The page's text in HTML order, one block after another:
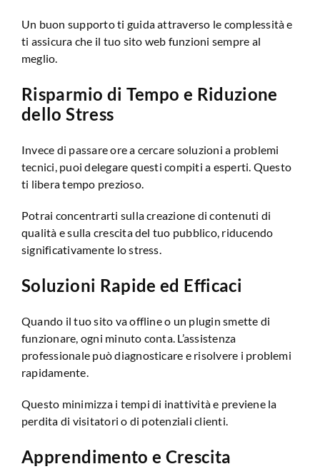
Un buon supporto ti guida attraverso le complessità e
ti assicura che il tuo sito web funzioni sempre al
meglio.
Risparmio di Tempo e Riduzione
dello Stress
Invece di passare ore a cercare soluzioni a problemi
tecnici, puoi delegare questi compiti a esperti. Questo
ti libera tempo prezioso.
Potrai concentrarti sulla creazione di contenuti di
qualità e sulla crescita del tuo pubblico, riducendo
significativamente lo stress.
Soluzioni Rapide ed Efficaci
Quando il tuo sito va offline o un plugin smette di
funzionare, ogni minuto conta. L’assistenza
professionale può diagnosticare e risolvere i problemi
rapidamente.
Questo minimizza i tempi di inattività e previene la
perdita di visitatori o di potenziali clienti.
Apprendimento e Crescita